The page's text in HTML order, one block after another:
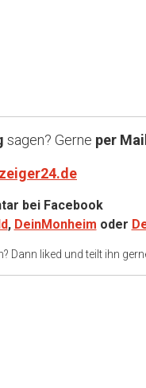
sagen? Gerne per
bei Facebook
, DeinMonheim oder
Dann liked und teilt ihn